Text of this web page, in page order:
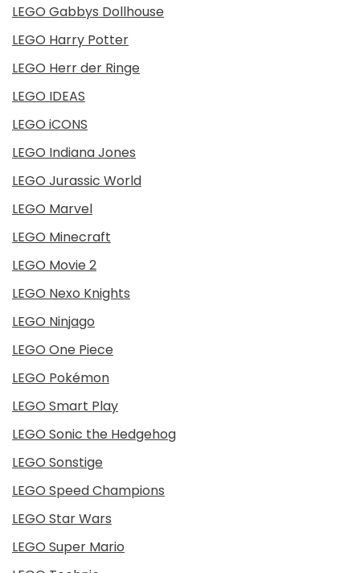
LEGO Gabbys Dollhouse
LEGO Harry Potter
LEGO Herr der Ringe
LEGO IDEAS
LEGO iCONS
LEGO Indiana Jones
LEGO Jurassic World
LEGO Marvel
LEGO Minecraft
LEGO Movie 2
LEGO Nexo Knights
LEGO Ninjago
LEGO One Piece
LEGO Pokémon
LEGO Smart Play
LEGO Sonic the Hedgehog
LEGO Sonstige
LEGO Speed Champions
LEGO Star Wars
LEGO Super Mario